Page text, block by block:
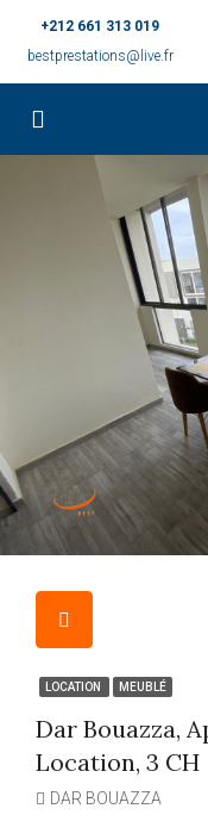
+212 661 313 019
bestprestations@live.fr
LOCATION MEUBLÉ
Dar Bouazza,
Location, 3 CH
DAR BOUAZZA